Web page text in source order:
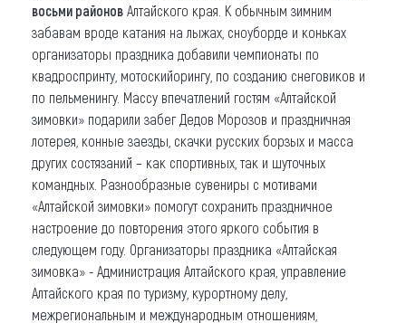
восьми районов Алтайского края. К обычным зимним
забавам вроде катания на лыжах, сноуборде и коньках
организаторы праздника добавили чемпионаты по
квадроспринту, мотоскийорингу, по созданию снеговиков и
по пельменингу. Массу впечатлений гостям «Алтайской
зимовки» подарили забег Дедов Морозов и праздничная
лотерея, конные заезды, скачки русских борзых и масса
других состязаний – как спортивных, так и шуточных
командных. Разнообразные сувениры с мотивами
«Алтайской зимовки» помогут сохранить праздничное
настроение до повторения этого яркого события в
следующем году. Организаторы праздника «Алтайская
зимовка» - Администрация Алтайского края, управление
Алтайского края по туризму, курортному делу,
межрегиональным и международным отношениям,